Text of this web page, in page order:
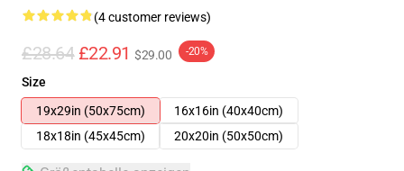
(4 customer reviews)
£28.64 £22.91 $29.00 -20%
Size
19x29in (50x75cm)
16x16in (40x40cm)
18x18in (45x45cm)
20x20in (50x50cm)